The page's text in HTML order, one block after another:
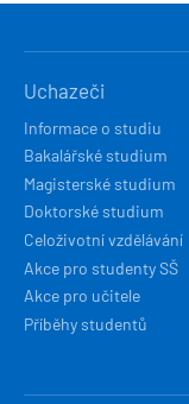
NAVIGACE
Uchazeči
Informace o studiu
Bakalářské studium
Magisterské studium
Doktorské studium
Celoživotní vzdělávání
Akce pro studenty SŠ
Akce pro učitele
Příběhy studentů